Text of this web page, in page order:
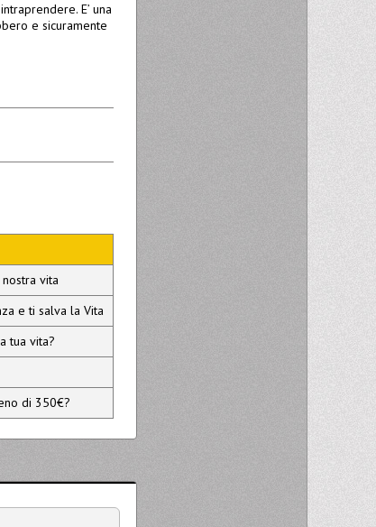
E’ una
e sicuramente
vita
e ti salva la Vita
tua vita?
di 350€?